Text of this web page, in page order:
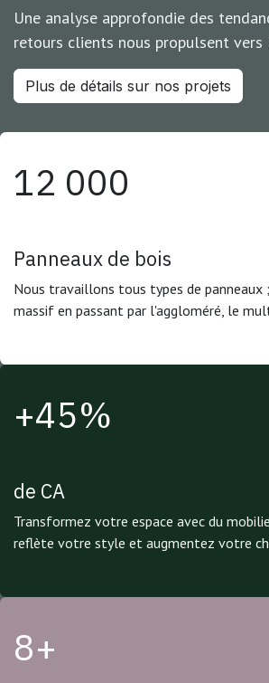
Une analyse approfondie des
retours clients nous propulsent vers
Plus de détails sur nos projets
12 000
Panneaux de bois
Nous travaillons tous types de panneaux
massif en passant par l'aggloméré, le
+45%
de CA
Transformez votre espace avec du
reflète votre style et augmentez votre
8+